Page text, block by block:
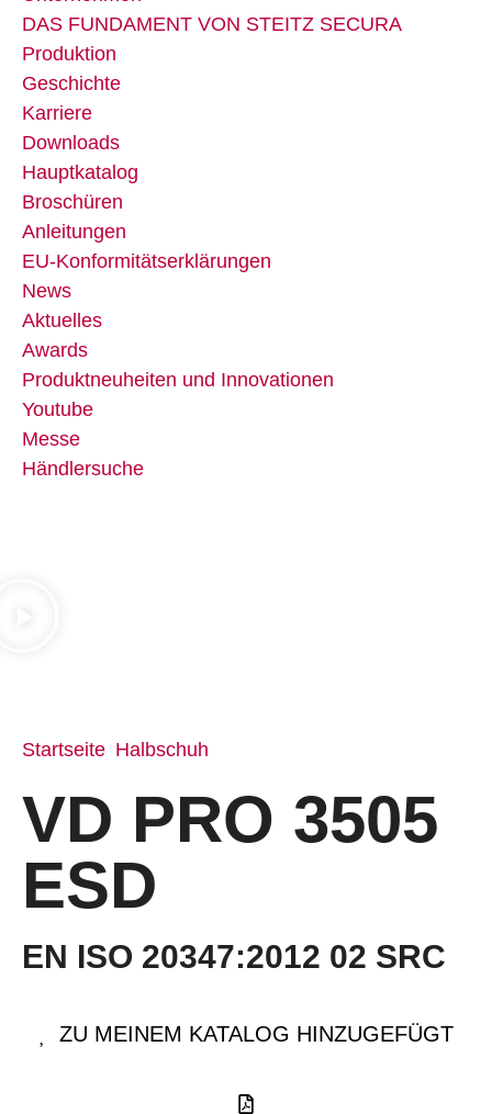
DAS FUNDAMENT VON STEITZ SECURA
Produktion
Geschichte
Karriere
Downloads
Hauptkatalog
Broschüren
Anleitungen
EU-Konformitätserklärungen
News
Aktuelles
Awards
Produktneuheiten und Innovationen
Youtube
Messe
Händlersuche
Startseite Halbschuh
VD PRO 3505
ESD
EN ISO 20347:2012 02 SRC
ZU MEINEM KATALOG HINZUGEFÜGT